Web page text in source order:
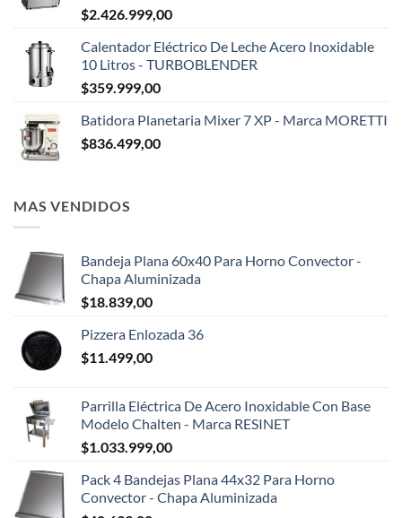
$2.426.999,00
Calentador Eléctrico De Leche Acero Inoxidable
10 Litros - TURBOBLENDER
$359.999,00
Batidora Planetaria Mixer 7 XP - Marca MORETTI
$836.499,00
MAS VENDIDOS
Bandeja Plana 60x40 Para Horno Convector -
Chapa Aluminizada
$18.839,00
Pizzera Enlozada 36
$11.499,00
Parrilla Eléctrica De Acero Inoxidable Con Base
Modelo Chalten - Marca RESINET
$1.033.999,00
Pack 4 Bandejas Plana 44x32 Para Horno
Convector - Chapa Aluminizada